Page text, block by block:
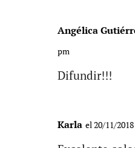
Angélica
pm
Difundir!!!
Karla el 20/11/